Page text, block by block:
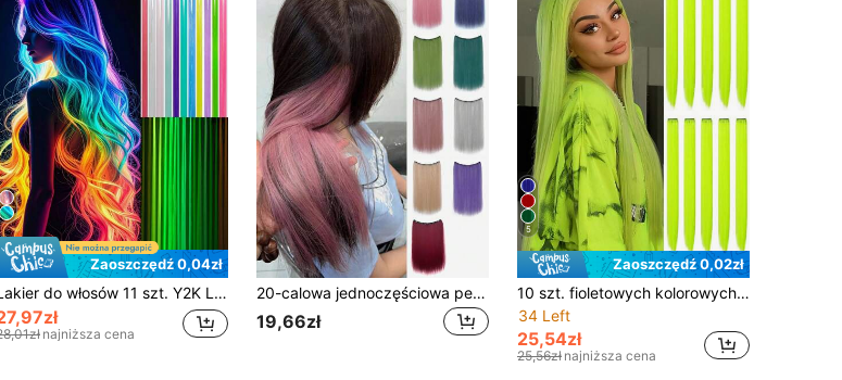
Zaoszczędź 0,04zł
Lakier do włosów 11 szt. Y2K Luminous Hair Extensions 48 cali 11 kolorów syntetyczne proste świecące w ciemności doczepy do włosów neonowe akcesoria do włosów dla kobiet dziewcząt na imprezy festiwalowe i Halloween Nowy Rok
najniższa cena
20-calowa jednoczęściowa peruka z 4 kartami, wielokolorowa, jasna, żywa, do długich prostych włosów, syntetyczna peruka w kolorze, festiwal muzyczny, impreza halloweenowa
19,66zł
5
Zaoszczędź 0,02zł
10 szt. fioletowych kolorowych doczepianych przedłużek do włosów 22 cali, proste pasma z włókna syntetycznego z refleksami, styl Y2K, dla kobiet i dziewcząt, idealne do codziennego noszenia, na imprezę księżniczki, święta, kostium na Halloween i cosplay
34 Left
25,54zł
25,56zł najniższa cena